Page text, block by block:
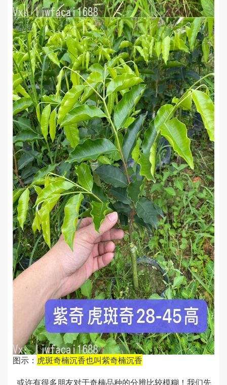
图示： 虎斑奇楠沉香也叫紫奇楠沉香
或许有很多朋友对于奇楠品种的分辨比较模糊！我们先